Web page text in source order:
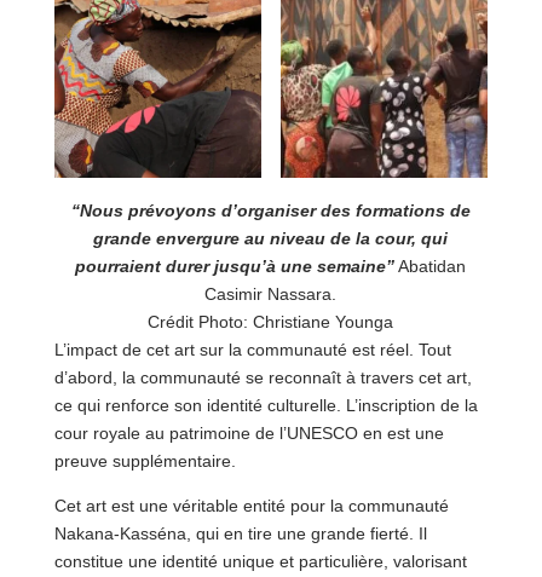
“Nous prévoyons d’organiser des formations de
grande envergure au niveau de la cour, qui
pourraient durer jusqu’à une semaine”Abatidan
Casimir Nassara.
Crédit Photo: Christiane Younga
L’impact de cet art sur la communauté est réel. Tout
d’abord, la communauté se reconnaît à travers cet art,
ce qui renforce son identité culturelle. L’inscription de la
cour royale au patrimoine de l’UNESCO en est une
preuve supplémentaire.
Cet art est une véritable entité pour la communauté
Nakana-Kasséna, qui en tire une grande fierté. Il
constitue une identité unique et particulière, valorisant